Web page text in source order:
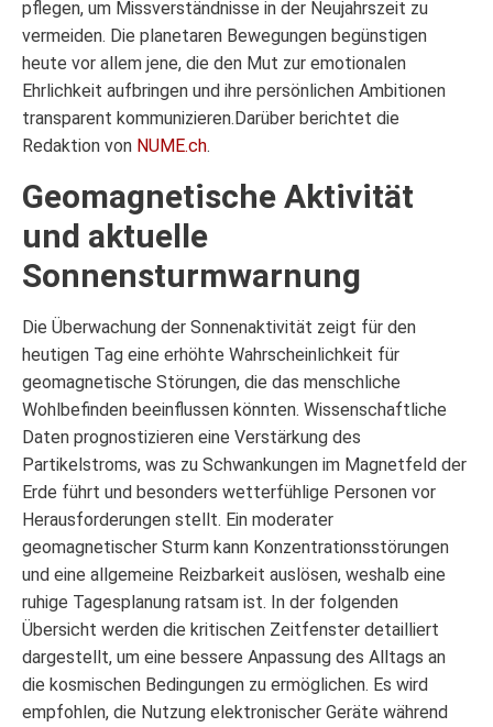
pflegen, um Missverständnisse in der Neujahrszeit zu
vermeiden. Die planetaren Bewegungen begünstigen
heute vor allem jene, die den Mut zur emotionalen
Ehrlichkeit aufbringen und ihre persönlichen Ambitionen
transparent kommunizieren.Darüber berichtet die
Redaktion von NUME.ch.
Geomagnetische Aktivität
und aktuelle
Sonnensturmwarnung
Die Überwachung der Sonnenaktivität zeigt für den
heutigen Tag eine erhöhte Wahrscheinlichkeit für
geomagnetische Störungen, die das menschliche
Wohlbefinden beeinflussen könnten. Wissenschaftliche
Daten prognostizieren eine Verstärkung des
Partikelstroms, was zu Schwankungen im Magnetfeld der
Erde führt und besonders wetterfühlige Personen vor
Herausforderungen stellt. Ein moderater
geomagnetischer Sturm kann Konzentrationsstörungen
und eine allgemeine Reizbarkeit auslösen, weshalb eine
ruhige Tagesplanung ratsam ist. In der folgenden
Übersicht werden die kritischen Zeitfenster detailliert
dargestellt, um eine bessere Anpassung des Alltags an
die kosmischen Bedingungen zu ermöglichen. Es wird
empfohlen, die Nutzung elektronischer Geräte während